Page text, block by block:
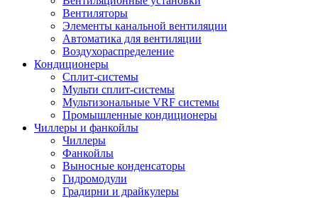
Вентиляторы
Элементы канальной вентиляции
Автоматика для вентиляции
Воздухораспределение
Кондиционеры
Сплит-системы
Мульти сплит-системы
Мультизональные VRF системы
Промышленные кондиционеры
Чиллеры и фанкойлы
Чиллеры
Фанкойлы
Выносные конденсаторы
Гидромодули
Градирни и драйкулеры